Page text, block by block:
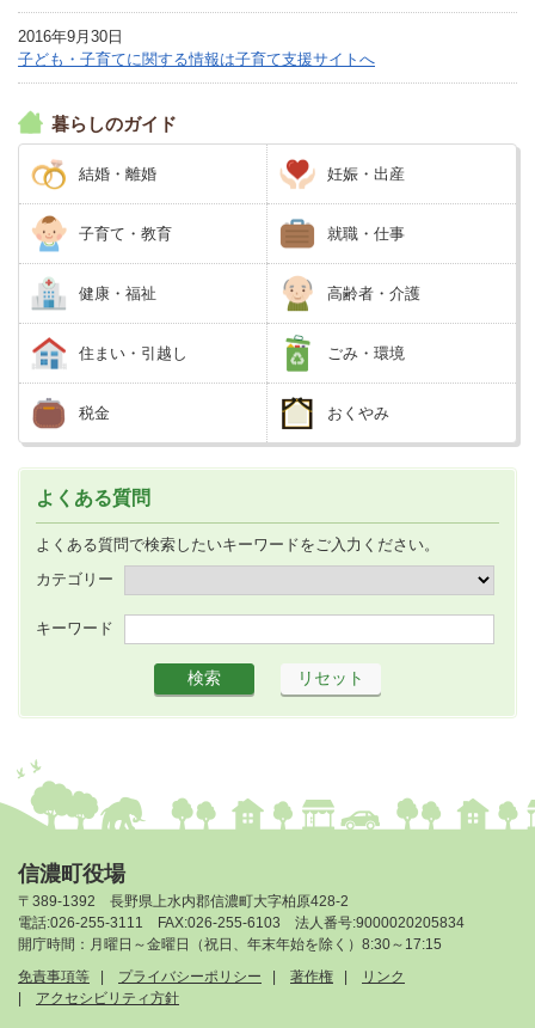
2016年9月30日
子ども・子育てに関する情報は子育て支援サイトへ
暮らしのガイド
結婚・離婚 妊娠・出産
子育て・教育 就職・仕事
健康・福祉 高齢者・介護
住まい・引越し ごみ・環境
税金 おくやみ
よくある質問
よくある質問で検索したいキーワードをご入力ください。
カテゴリー
キーワード
信濃町役場
〒389-1392 長野県上水内郡信濃町大字柏原428-2
電話:026-255-3111 FAX:026-255-6103 法人番号:9000020205834
開庁時間：月曜日～金曜日（祝日、年末年始を除く）8:30～17:15
免責事項等
プライバシーポリシー 著作権
リンク
アクセシビリティ方針